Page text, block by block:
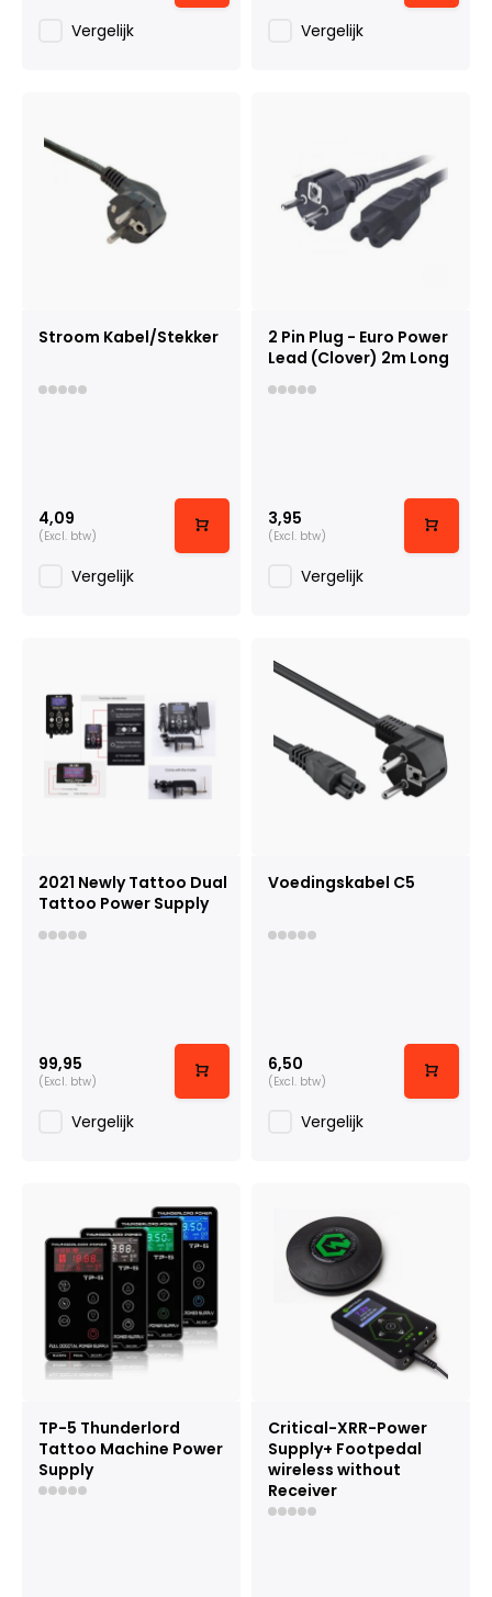
Vergelijk Vergelijk
Stroom Kabel/Stekker
4,09
(Excl. btw)
Vergelijk
2 Pin Plug - Euro Power
Lead (Clover) 2m Long
3,95
(Excl. btw)
Vergelijk
2021 Newly Tattoo Dual
Tattoo Power Supply
99,95
(Excl. btw)
Vergelijk
Voedingskabel C5
6,50
(Excl. btw)
Vergelijk
TP-5 Thunderlord
Tattoo Machine Power
Supply
Critical-XRR-Power
Supply+ Footpedal
wireless without
Receiver